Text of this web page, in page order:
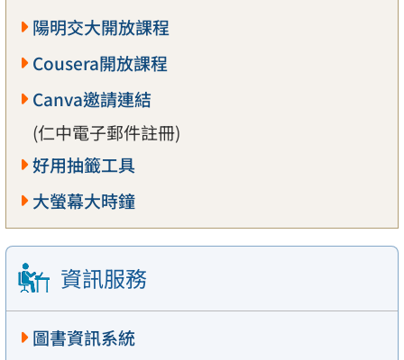
陽明交大開放課程
Cousera開放課程
Canva邀請連結
(仁中電子郵件註冊)
好用抽籤工具
大螢幕大時鐘
資訊服務
圖書資訊系統